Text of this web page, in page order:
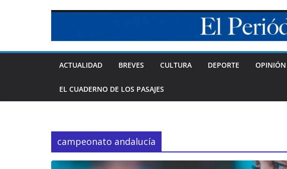
ACTUALIDAD BREVES CULTURA DEPORTE OPINIÓN
EL CUADERNO DE LOS PASAJES
campeonato andalucía